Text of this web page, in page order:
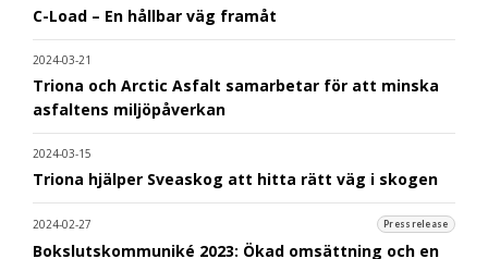
C-Load – En hållbar väg framåt
2024-03-21
Triona och Arctic Asfalt samarbetar för att minska
asfaltens miljöpåverkan
2024-03-15
Triona hjälper Sveaskog att hitta rätt väg i skogen
2024-02-27 Pressrelease
Bokslutskommuniké 2023: Ökad omsättning och en